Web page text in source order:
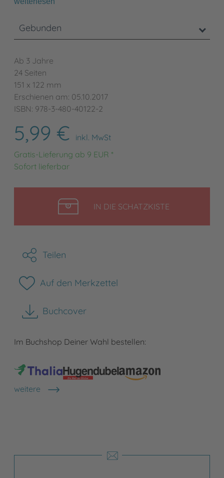
Gebunden
Ab 3 Jahre
24 Seiten
151 x 122 mm
Erschienen am: 05.10.2017
ISBN: 978-3-480-40122-2
5,99 €
inkl. MwSt
Gratis-Lieferung ab 9 EUR *
Sofort lieferbar
IN DIE SCHATZKISTELEGEN
Teilen
Auf den Merkzettel
Buchcover
herunterladen
Im Buchshop Deiner Wahl bestellen:
weitere
Shops anzeigen